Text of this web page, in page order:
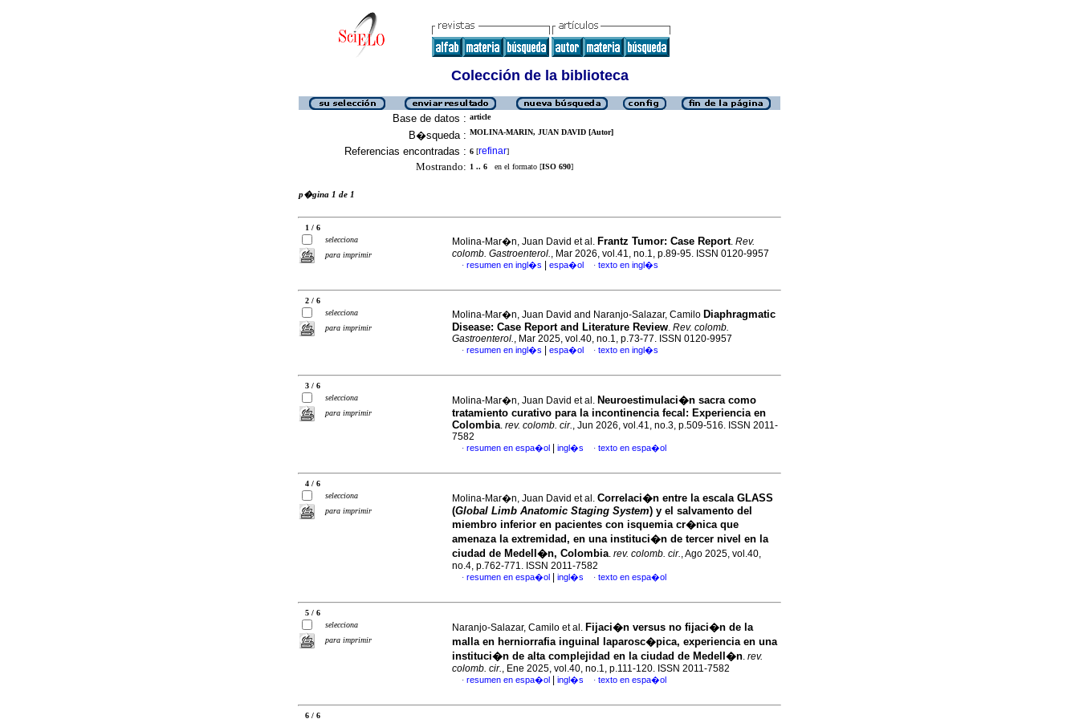
Colección de la biblioteca
Base de datos : article
B�squeda : MOLINA-MARIN, JUAN DAVID [Autor]
Referencias encontradas : 6 [refinar]
Mostrando: 1 .. 6 en el formato [ISO 690]
p�gina 1 de 1
1 / 6
selecciona
para imprimir
Molina-Mar�n, Juan David et al. Frantz Tumor: Case Report. Rev.
colomb. Gastroenterol., Mar 2026, vol.41, no.1, p.89-95. ISSN 0120-9957
· resumen en ingl�s espa�ol · texto en ingl�s
2 / 6
selecciona
para imprimir
Molina-Mar�n, Juan David and Naranjo-Salazar, Camilo Diaphragmatic
Disease: Case Report and Literature Review. Rev. colomb.
Gastroenterol., Mar 2025, vol.40, no.1, p.73-77. ISSN 0120-9957
· resumen en ingl�s espa�ol · texto en ingl�s
3 / 6
selecciona
para imprimir
Molina-Mar�n, Juan David et al. Neuroestimulaci�n sacra como
tratamiento curativo para la incontinencia fecal: Experiencia en
Colombia. rev. colomb. cir., Jun 2026, vol.41, no.3, p.509-516. ISSN 2011-
7582
· resumen en espa�ol ingl�s · texto en espa�ol
4 / 6
selecciona
para imprimir
Molina-Mar�n, Juan David et al. Correlaci�n entre la escala GLASS
(Global Limb Anatomic Staging System) y el salvamento del
miembro inferior en pacientes con isquemia cr�nica que
amenaza la extremidad, en una instituci�n de tercer nivel en la
ciudad de Medell�n, Colombia. rev. colomb. cir., Ago 2025, vol.40,
no.4, p.762-771. ISSN 2011-7582
· resumen en espa�ol ingl�s · texto en espa�ol
5 / 6
selecciona
para imprimir
Naranjo-Salazar, Camilo et al. Fijaci�n versus no fijaci�n de la
malla en herniorrafia inguinal laparosc�pica, experiencia en una
instituci�n de alta complejidad en la ciudad de Medell�n. rev.
colomb. cir., Ene 2025, vol.40, no.1, p.111-120. ISSN 2011-7582
· resumen en espa�ol ingl�s · texto en espa�ol
6 / 6